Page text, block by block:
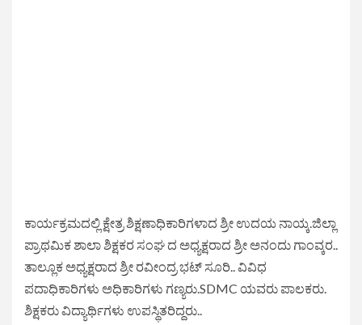
ಕಾರ್ಯಕ್ರಮದಲ್ಲಿ ಕ್ಷೇತ್ರ ಶಿಕ್ಷಣಾಧಿಕಾರಿಗಳಾದ ಶ್ರೀ ಉದಯ ನಾಯ್ಕ.ಜಿಲ್ಲಾ
ಪ್ರಾಥಮಿಕ ಶಾಲಾ ಶಿಕ್ಷಕರ ಸಂಘ ದ ಅಧ್ಯಕ್ಷರಾದ ಶ್ರೀ ಅನಂದು ಗಾಂವ್ಕರ..
ತಾಲ್ಲೂಕ ಅಧ್ಯಕ್ಷರಾದ ಶ್ರೀ ರವೀಂದ್ರ ಭಟ್ ಸೂರಿ.. ವಿವಿಧ
ಪದಾಧಿಕಾರಿಗಳು ಅಧಿಕಾರಿಗಳು ಗಣ್ಯರು.SDMC ಯವರು ಪಾಲಕರು.
ಶಿಕ್ಷಕರು ವಿದ್ಯಾರ್ಥಿಗಳು ಉಪಸ್ಥಿತರಿದ್ದರು..